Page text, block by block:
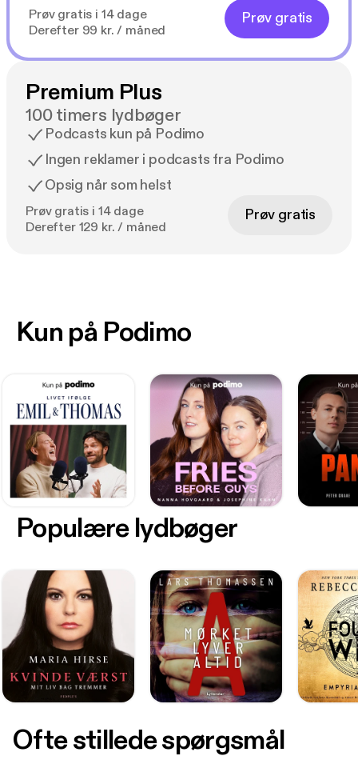
Prøv gratis i 14 dage
Derefter 99 kr. / måned
Prøv gratis
Premium Plus
100 timers lydbøger
Podcasts kun på Podimo
Ingen reklamer i podcasts fra Podimo
Opsig når som helst
Prøv gratis i 14 dage
Derefter 129 kr. / måned
Prøv gratis
Kun på Podimo
Populære lydbøger
Ofte stillede spørgsmål